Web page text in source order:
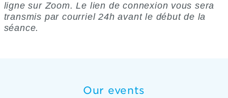
ligne sur Zoom. Le lien de connexion vous sera
transmis par courriel 24h avant le début de la
séance.
Our events